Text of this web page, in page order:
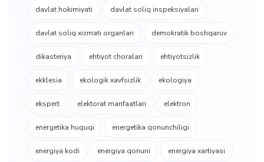
davlat hokimiyati davlat soliq inspeksiyalari
davlat soliq xizmati organlari demokratik boshqaruv
dikasteriya ehtiyot choralari ehtiyotsizlik
ekklesia ekologik xavfsizlik ekologiya
ekspert elektorat manfaatlari elektron
energetika huquqi energetika qonunchiligi
energiya kodi energiya qonuni energiya xartiyasi